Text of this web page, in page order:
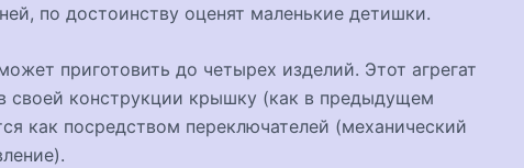
по достоинству оценят маленькие детишки.
приготовить до четырех изделий. Этот агрегат
конструкции крышку (как в предыдущем
как посредством переключателей (механический